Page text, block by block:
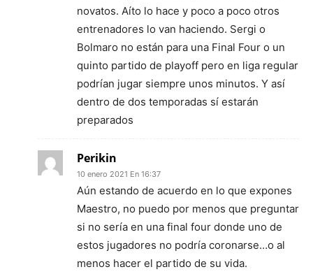
novatos. Aíto lo hace y poco a poco otros
entrenadores lo van haciendo. Sergi o
Bolmaro no están para una Final Four o un
quinto partido de playoff pero en liga regular
podrían jugar siempre unos minutos. Y así
dentro de dos temporadas sí estarán
preparados
Perikin
10 enero 2021 En 16:37
Aún estando de acuerdo en lo que expones
Maestro, no puedo por menos que preguntar
si no sería en una final four donde uno de
estos jugadores no podría coronarse…o al
menos hacer el partido de su vida.